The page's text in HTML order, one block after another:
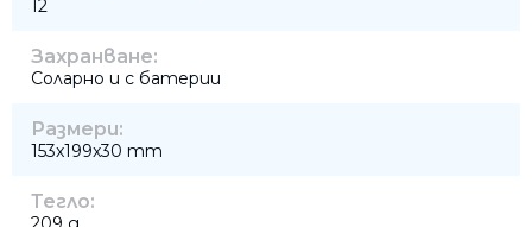
12
Захранване:
Соларно и с батерии
Размери:
153x199x30 mm
Тегло: